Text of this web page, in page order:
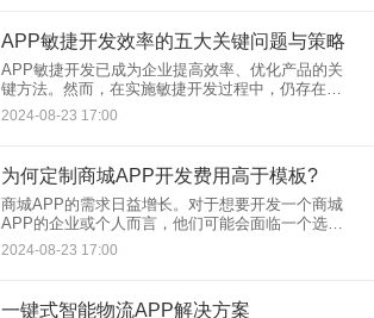
APP敏捷开发效率的五大关键问题与策略
APP敏捷开发已成为企业提高效率、优化产品的关
键方法。然而，在实施敏捷开发过程中，仍存在着
一些挑战和难题。本文将探讨APP敏捷开发效率的
五个关键问题，并提供相应的策略以解决这些问
2024-08-23 17:00
为何定制商城APP开发费用高于模板?
商城APP的需求日益增长。对于想要开发一个商城
APP的企业或个人而言，他们可能会面临一个选
择：是选择定制开发，还是使用现有的模板？虽然
模板相对便宜且快速，但为什么定制商城APP开发
2024-08-23 17:00
一键式智能物流APP解决方案